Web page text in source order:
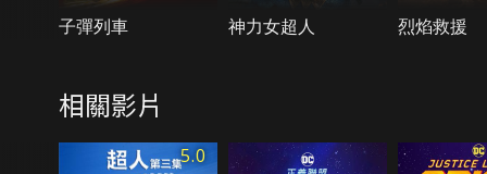
子彈列車 神力女超人 烈焰救援
相關影片
5.0